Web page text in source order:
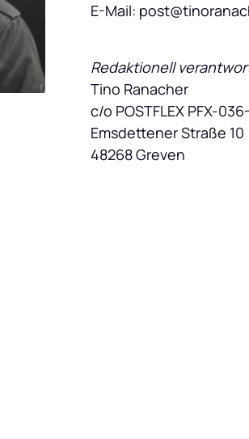
E-Mail:
Redaktionell
Tino Ranacher
c/o POSTFLEX PFX-
Emsdettener Straße 10
48268 Greven